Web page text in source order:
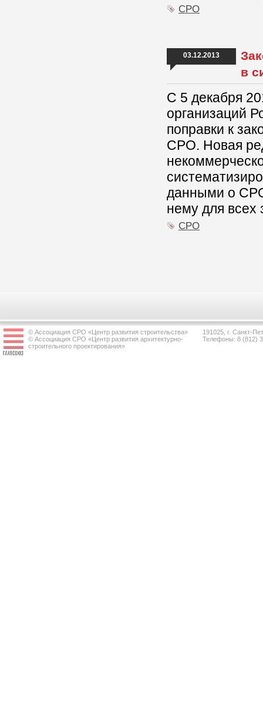
СРО
03.12.2013
в
С 5 декабря
организаций
поправки к
СРО. Новая
данными о
нему для всех
СРО
© Ассоциация СРО «Центр развития строительства»
© Ассоциация СРО «Центр развития архитектурно-
строительного проектирования»
191025, г. Санкт-
Телефоны: 8 (812)